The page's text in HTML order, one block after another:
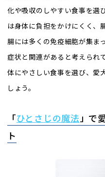
化や吸収のしやすい食事を選
は身体に負担をかけにくく、
腸には多くの免疫細胞が集ま
症状と関連があると考えられ
体にやさしい食事を選び、愛
しょう。
「ひとさじの魔法 」で
ト